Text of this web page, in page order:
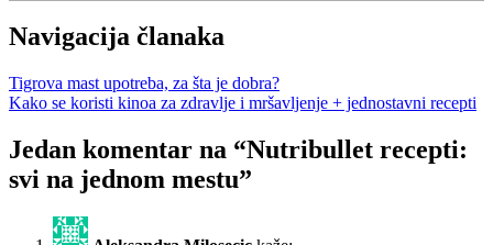
Navigacija članaka
Tigrova mast upotreba, za šta je dobra?
Kako se koristi kinoa za zdravlje i mršavljenje + jednostavni recepti
Jedan komentar na “Nutribullet recepti:
svi na jednom mestu”